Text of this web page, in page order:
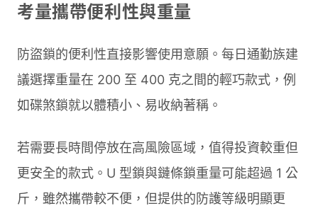
考量攜帶便利性與重量
防盜鎖的便利性直接影響使用意願。每日通勤族建
議選擇重量在 200 至 400 克之間的輕巧款式，例
如碟煞鎖就以體積小、易收納著稱。
若需要長時間停放在高風險區域，值得投資較重但
更安全的款式。U 型鎖與鏈條鎖重量可能超過 1 公
斤，雖然攜帶較不便，但提供的防護等級明顯更